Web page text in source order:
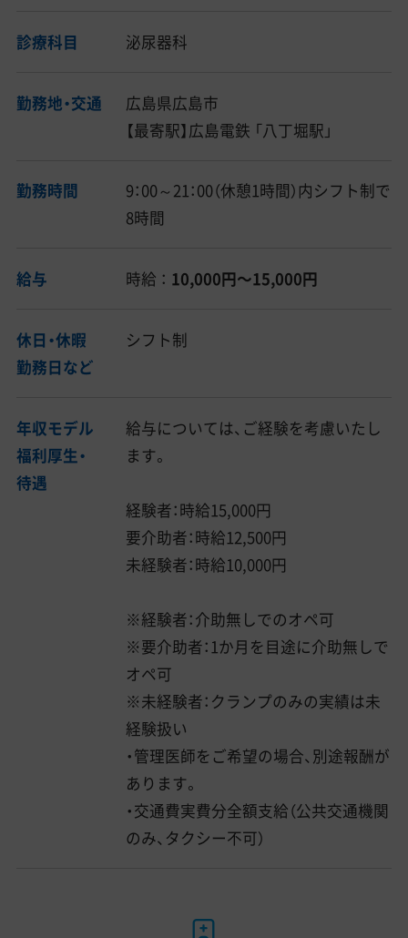
診療科目 泌尿器科
勤務地・交通
広島県広島市
【最寄駅】広島電鉄 「八丁堀駅」
勤務時間
9：00～21：00（休憩1時間）内シフト制で
8時間
給与 時給 ： 10,000円〜15,000円
休日・休暇
勤務日など
シフト制
年収モデル
福利厚生・
待遇
給与については、ご経験を考慮いたし
ます。
経験者：時給15,000円
要介助者：時給12,500円
未経験者：時給10,000円
※経験者：介助無しでのオペ可
※要介助者：1か月を目途に介助無しで
オペ可
※未経験者：クランプのみの実績は未
経験扱い
・管理医師をご希望の場合、別途報酬が
あります。
・交通費実費分全額支給（公共交通機関
のみ、タクシー不可）